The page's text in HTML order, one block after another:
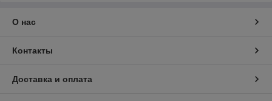
О нас
Контакты
Доставка и оплата